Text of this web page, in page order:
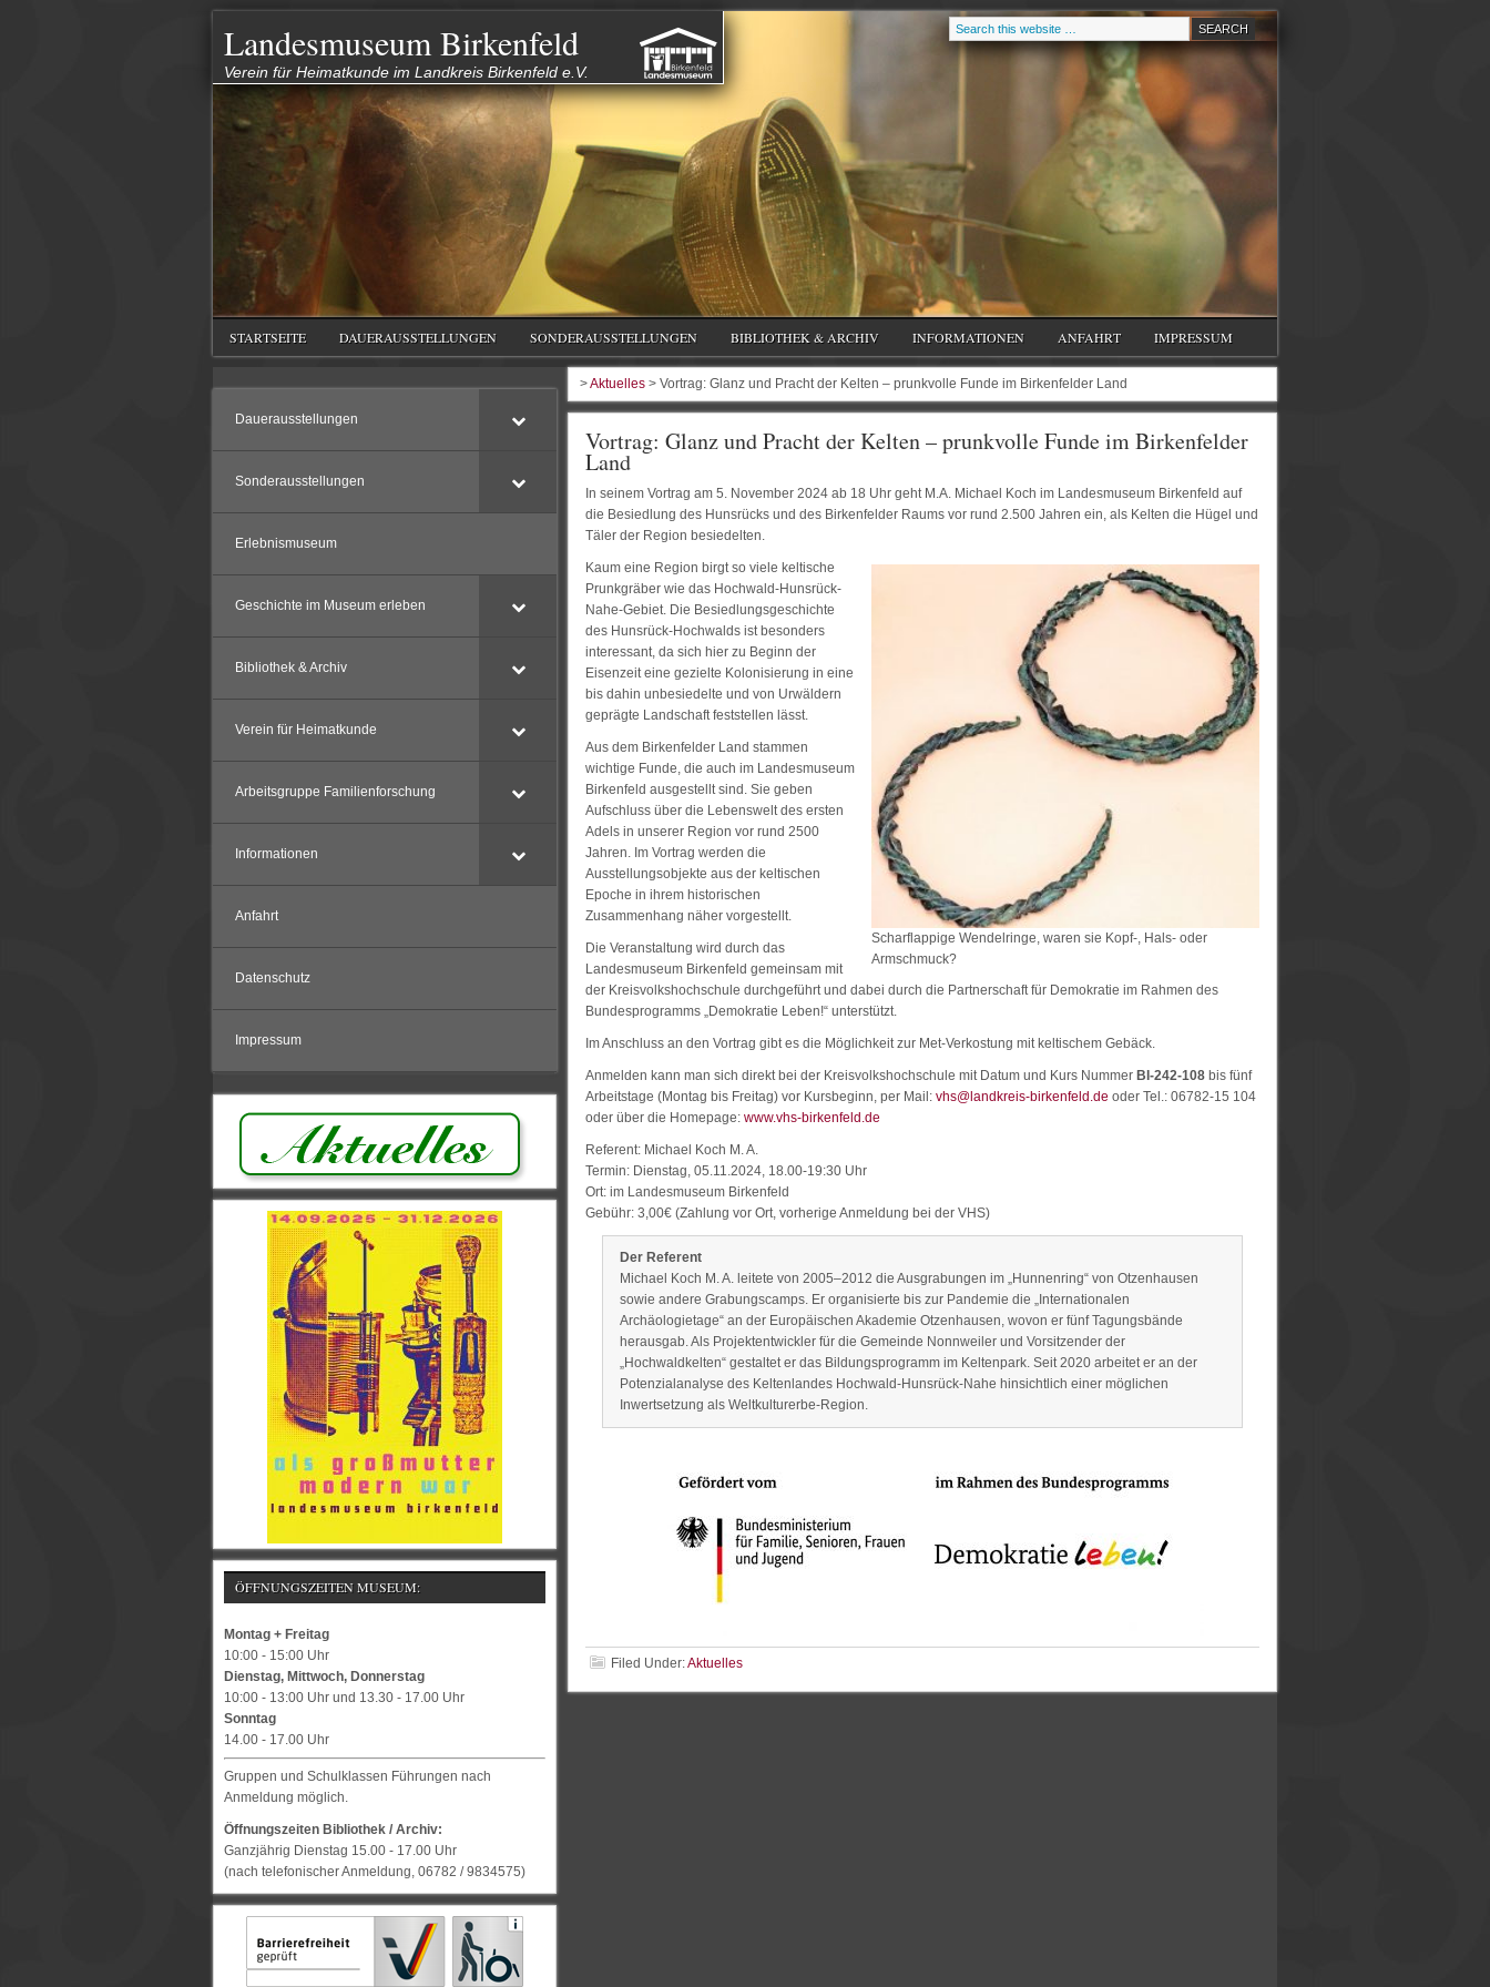
Landesmuseum Birkenfeld
Verein für Heimatkunde im Landkreis Birkenfeld e.V.
STARTSEITE DAUERAUSSTELLUNGEN SONDERAUSSTELLUNGEN BIBLIOTHEK & ARCHIV INFORMATIONEN ANFAHRT IMPRESSUM
>Aktuelles > Vortrag: Glanz und Pracht der Kelten – prunkvolle Funde im Birkenfelder Land
Vortrag: Glanz und Pracht der Kelten – prunkvolle Funde im Birkenfelder
Land
In seinem Vortrag am 5. November 2024 ab 18 Uhr geht M.A. Michael Koch im Landesmuseum Birkenfeld auf
die Besiedlung des Hunsrücks und des Birkenfelder Raums vor rund 2.500 Jahren ein, als Kelten die Hügel und
Täler der Region besiedelten.
Scharflappige Wendelringe, waren sie Kopf-, Hals- oder
Armschmuck?
Kaum eine Region birgt so viele keltische
Prunkgräber wie das Hochwald-Hunsrück-
Nahe-Gebiet. Die Besiedlungsgeschichte
des Hunsrück-Hochwalds ist besonders
interessant, da sich hier zu Beginn der
Eisenzeit eine gezielte Kolonisierung in eine
bis dahin unbesiedelte und von Urwäldern
geprägte Landschaft feststellen lässt.
Aus dem Birkenfelder Land stammen
wichtige Funde, die auch im Landesmuseum
Birkenfeld ausgestellt sind. Sie geben
Aufschluss über die Lebenswelt des ersten
Adels in unserer Region vor rund 2500
Jahren. Im Vortrag werden die
Ausstellungsobjekte aus der keltischen
Epoche in ihrem historischen
Zusammenhang näher vorgestellt.
Die Veranstaltung wird durch das
Landesmuseum Birkenfeld gemeinsam mit
der Kreisvolkshochschule durchgeführt und dabei durch die Partnerschaft für Demokratie im Rahmen des
Bundesprogramms „Demokratie Leben!“ unterstützt.
Im Anschluss an den Vortrag gibt es die Möglichkeit zur Met-Verkostung mit keltischem Gebäck.
Anmelden kann man sich direkt bei der Kreisvolkshochschule mit Datum und Kurs Nummer BI-242-108 bis fünf
Arbeitstage (Montag bis Freitag) vor Kursbeginn, per Mail: vhs@landkreis-birkenfeld.de oder Tel.: 06782-15 104
oder über die Homepage: www.vhs-birkenfeld.de
Referent: Michael Koch M. A.
Termin: Dienstag, 05.11.2024, 18.00-19:30 Uhr
Ort: im Landesmuseum Birkenfeld
Gebühr: 3,00€ (Zahlung vor Ort, vorherige Anmeldung bei der VHS)
Der Referent
Michael Koch M. A. leitete von 2005–2012 die Ausgrabungen im „Hunnenring“ von Otzenhausen
sowie andere Grabungscamps. Er organisierte bis zur Pandemie die „Internationalen
Archäologietage“ an der Europäischen Akademie Otzenhausen, wovon er fünf Tagungsbände
herausgab. Als Projektentwickler für die Gemeinde Nonnweiler und Vorsitzender der
„Hochwaldkelten“ gestaltet er das Bildungsprogramm im Keltenpark. Seit 2020 arbeitet er an der
Potenzialanalyse des Keltenlandes Hochwald-Hunsrück-Nahe hinsichtlich einer möglichen
Inwertsetzung als Weltkulturerbe-Region.
Filed Under:Aktuelles
Dauerausstellungen
Sonderausstellungen
Erlebnismuseum
Geschichte im Museum erleben
Bibliothek & Archiv
Verein für Heimatkunde
Arbeitsgruppe Familienforschung
Informationen
Anfahrt
Datenschutz
Impressum
ÖFFNUNGSZEITEN MUSEUM:
Montag + Freitag
10:00 - 15:00 Uhr
Dienstag, Mittwoch, Donnerstag
10:00 - 13:00 Uhr und 13.30 - 17.00 Uhr
Sonntag
14.00 - 17.00 Uhr
Gruppen und Schulklassen Führungen nach
Anmeldung möglich.
Öffnungszeiten Bibliothek / Archiv:
Ganzjährig Dienstag 15.00 - 17.00 Uhr
(nach telefonischer Anmeldung, 06782 / 9834575)